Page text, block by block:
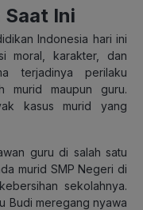
Ini
Indonesia hari ini
moral, karakter, dan
terjadinya perilaku
murid maupun guru.
kasus murid yang
guru di salah satu
murid SMP Negeri di
sekolahnya.
Budi meregang nyawa